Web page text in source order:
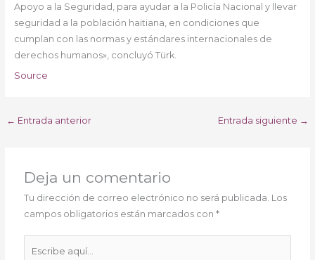
Apoyo a la Seguridad, para ayudar a la Policía Nacional y llevar
seguridad a la población haitiana, en condiciones que
cumplan con las normas y estándares internacionales de
derechos humanos», concluyó Türk.
Source
← Entrada anterior Entrada siguiente →
Deja un comentario
Tu dirección de correo electrónico no será publicada. Los
campos obligatorios están marcados con*